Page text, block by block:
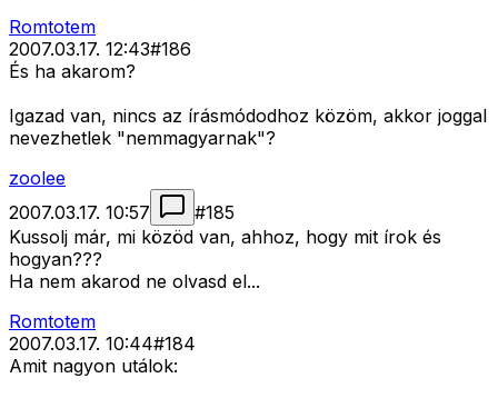
Romtotem
2007.03.17. 12:43#186
És ha akarom?
Igazad van, nincs az írásmódodhoz közöm, akkor joggal
nevezhetlek "nemmagyarnak"?
zoolee
2007.03.17. 10:57
#185
Kussolj már, mi közöd van, ahhoz, hogy mit írok és
hogyan???
Ha nem akarod ne olvasd el...
Romtotem
2007.03.17. 10:44#184
Amit nagyon utálok: